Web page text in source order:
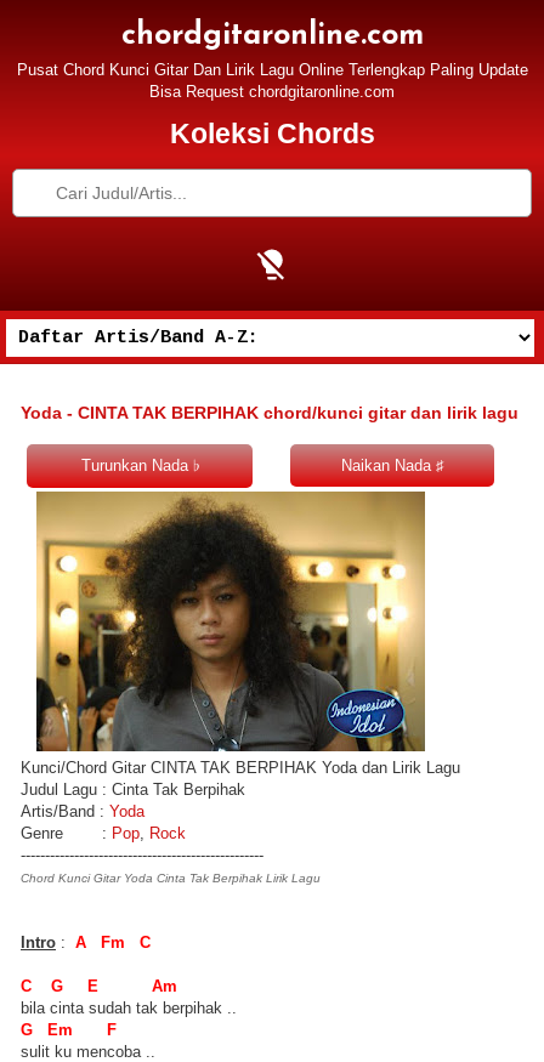
chordgitaronline.com
Pusat Chord Kunci Gitar Dan Lirik Lagu Online Terlengkap Paling Update
Bisa Request chordgitaronline.com
Koleksi Chords
Yoda - CINTA TAK BERPIHAK chord/kunci gitar dan lirik lagu
Kunci/Chord Gitar CINTA TAK BERPIHAK Yoda dan Lirik Lagu
Judul Lagu : Cinta Tak Berpihak
Artis/Band : Yoda
Genre : Pop Rock
--------------------------------------------------
Chord Kunci Gitar Yoda Cinta Tak Berpihak Lirik Lagu
Intro : A Fm C
C G E Am
bila cinta sudah tak berpihak ..
G Em F
sulit ku mencoba ..